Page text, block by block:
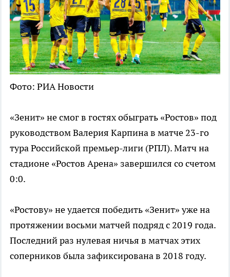
Фото: РИА Новости
«Зенит» не смог в гостях обыграть «Ростов» под
руководством Валерия Карпина в матче 23-го
тура Российской премьер-лиги (РПЛ). Матч на
стадионе «Ростов Арена» завершился со счетом
0:0.
«Ростову» не удается победить «Зенит» уже на
протяжении восьми матчей подряд с 2019 года.
Последний раз нулевая ничья в матчах этих
соперников была зафиксирована в 2018 году.